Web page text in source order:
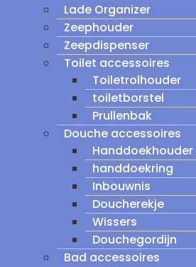
Lade Organizer
Zeephouder
Zeepdispenser
Toilet accessoires
Toiletrolhouder
toiletborstel
Prullenbak
Douche accessoires
Handdoekhouder
handdoekring
Inbouwnis
Doucherekje
Wissers
Douchegordijn
Bad accessoires